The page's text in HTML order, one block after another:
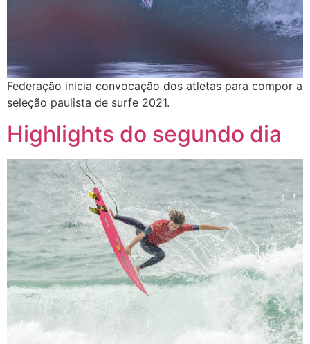
Federação inicia convocação dos atletas para compor a
seleção paulista de surfe 2021.
Highlights do segundo dia